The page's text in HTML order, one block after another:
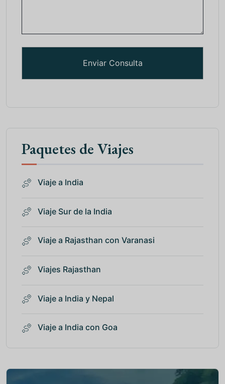
Paquetes de Viajes
Viaje a India
Viaje Sur de la India
Viaje a Rajasthan con Varanasi
Viajes Rajasthan
Viaje a India y Nepal
Viaje a India con Goa